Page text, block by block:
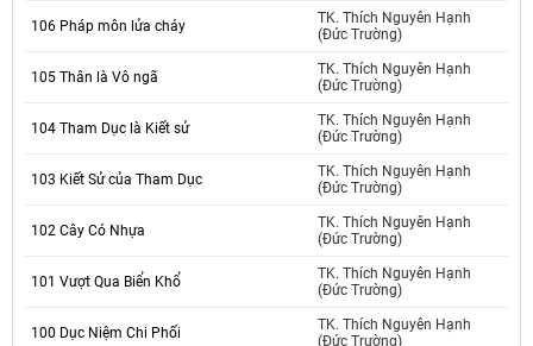
106 Pháp môn lửa cháy
TK. Thích Nguyên Hạnh
(Đức Trường)
105 Thân là Vô ngã
TK. Thích Nguyên Hạnh
(Đức Trường)
104 Tham Dục là Kiết sử
TK. Thích Nguyên Hạnh
(Đức Trường)
103 Kiết Sử của Tham Dục
TK. Thích Nguyên Hạnh
(Đức Trường)
102 Cây Có Nhựa
TK. Thích Nguyên Hạnh
(Đức Trường)
101 Vượt Qua Biển Khổ
TK. Thích Nguyên Hạnh
(Đức Trường)
100 Dục Niệm Chi Phối
TK. Thích Nguyên Hạnh
(Đức Trường)